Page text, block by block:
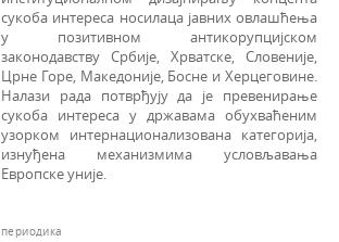
сукоба интереса носилаца јавних овлашћења
у позитивном антикорупцијском
законодавству Србије, Хрватске, Словеније,
Црне Горе, Македоније, Босне и Херцеговине.
Налази рада потврђују да је превенирање
сукоба интереса у државама обухваћеним
узорком интернационализована категорија,
изнуђена механизмима условљавања
Европске уније.
периодика